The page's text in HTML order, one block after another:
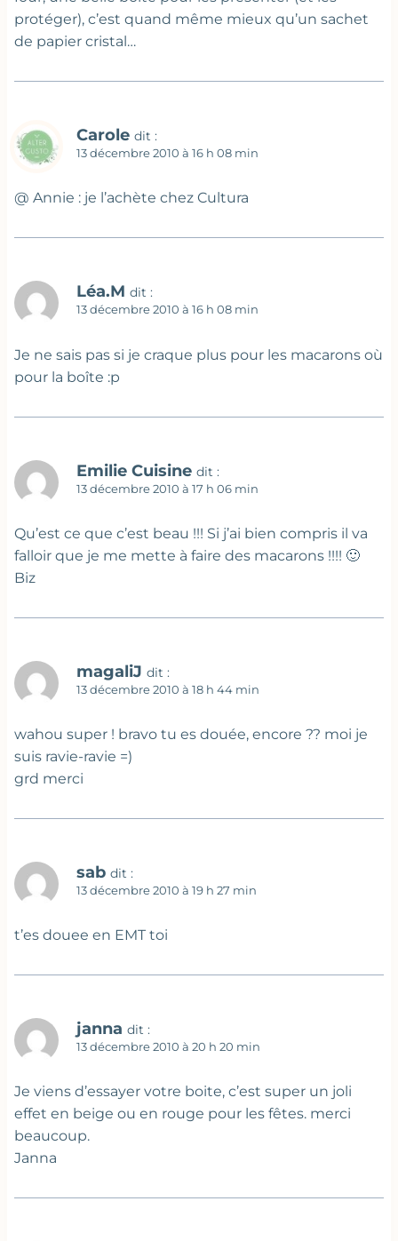
protéger), c’est quand même mieux qu’un sachet
de papier cristal…
Carole dit :
13 décembre 2010 à 16 h 08 min
@ Annie : je l’achète chez Cultura
Léa.M dit :
13 décembre 2010 à 16 h 08 min
Je ne sais pas si je craque plus pour les macarons où
pour la boîte :p
Emilie Cuisine dit :
13 décembre 2010 à 17 h 06 min
Qu’est ce que c’est beau !!! Si j’ai bien compris il va
falloir que je me mette à faire des macarons !!!! 🙂
Biz
magaliJ dit :
13 décembre 2010 à 18 h 44 min
wahou super ! bravo tu es douée, encore ?? moi je
suis ravie-ravie =)
grd merci
sab dit :
13 décembre 2010 à 19 h 27 min
t’es douee en EMT toi
janna dit :
13 décembre 2010 à 20 h 20 min
Je viens d’essayer votre boite, c’est super un joli
effet en beige ou en rouge pour les fêtes. merci
beaucoup.
Janna